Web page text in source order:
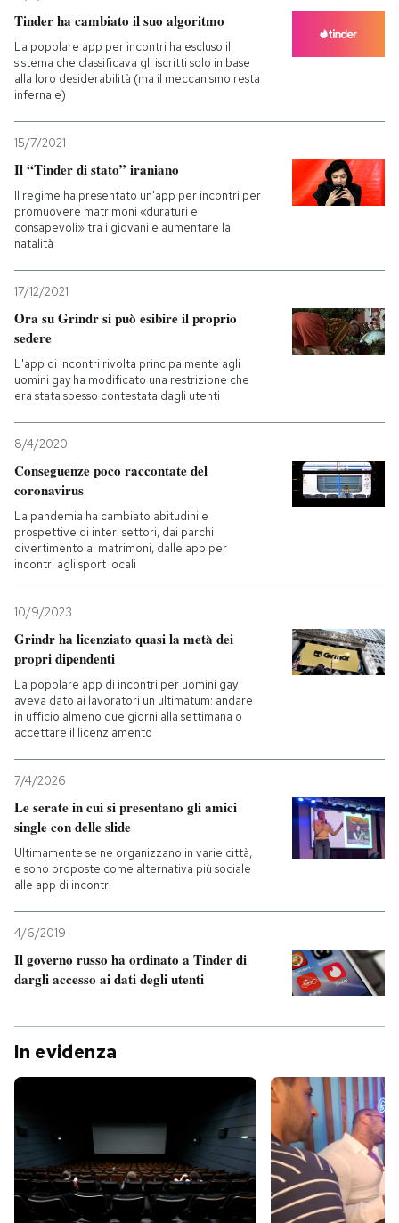
Tinder ha cambiato il suo algoritmo
La popolare app per incontri ha escluso il
sistema che classificava gli iscritti solo in base
alla loro desiderabilità (ma il meccanismo resta
infernale)
15/7/2021
Il “Tinder di stato” iraniano
Il regime ha presentato un'app per incontri per
promuovere matrimoni «duraturi e
consapevoli» tra i giovani e aumentare la
natalità
17/12/2021
Ora su Grindr si può esibire il proprio
sedere
L'app di incontri rivolta principalmente agli
uomini gay ha modificato una restrizione che
era stata spesso contestata dagli utenti
8/4/2020
Conseguenze poco raccontate del
coronavirus
La pandemia ha cambiato abitudini e
prospettive di interi settori, dai parchi
divertimento ai matrimoni, dalle app per
incontri agli sport locali
10/9/2023
Grindr ha licenziato quasi la metà dei
propri dipendenti
La popolare app di incontri per uomini gay
aveva dato ai lavoratori un ultimatum: andare
in ufficio almeno due giorni alla settimana o
accettare il licenziamento
7/4/2026
Le serate in cui si presentano gli amici
single con delle slide
Ultimamente se ne organizzano in varie città,
e sono proposte come alternativa più sociale
alle app di incontri
4/6/2019
Il governo russo ha ordinato a Tinder di
dargli accesso ai dati degli utenti
In evidenza